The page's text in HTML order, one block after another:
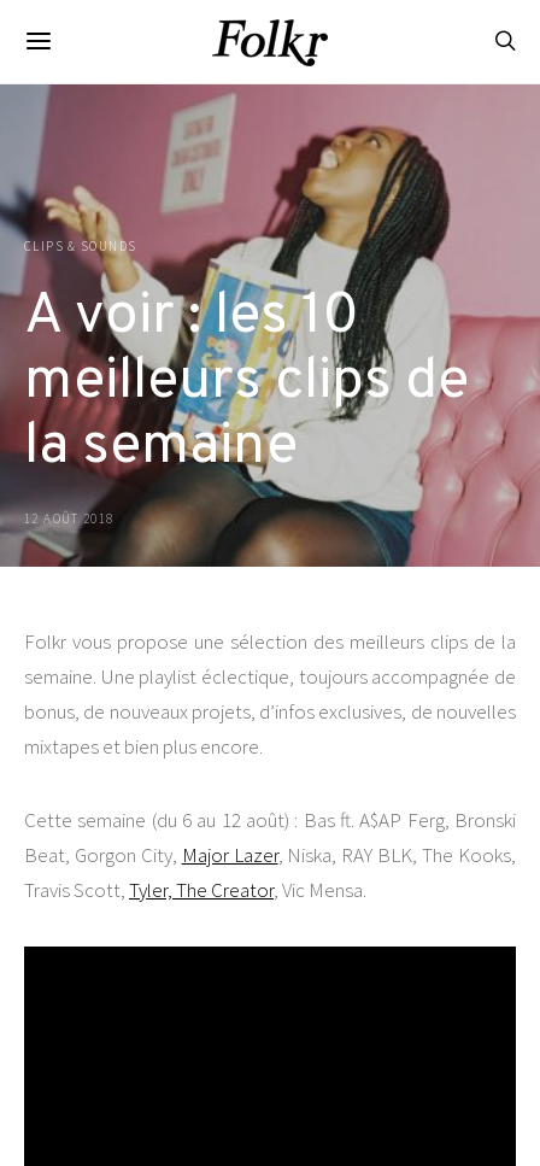
CLIPS & SOUNDS
A voir : les 10
meilleurs clips de
la semaine
12 AOÛT 2018
Folkr vous propose une sélection des meilleurs clips de la
semaine. Une playlist éclectique, toujours accompagnée de
bonus, de nouveaux projets, d’infos exclusives, de nouvelles
mixtapes et bien plus encore.
Cette semaine (du 6 au 12 août) : Bas ft. A$AP Ferg, Bronski
Beat, Gorgon City, Major Lazer, Niska, RAY BLK, The Kooks,
Travis Scott,Tyler, The Creator, Vic Mensa.